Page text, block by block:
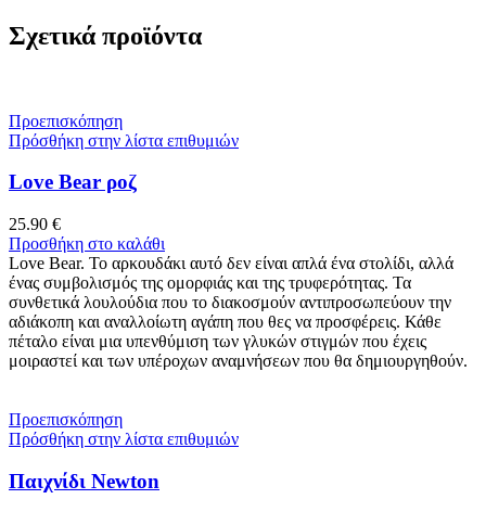
Σχετικά προϊόντα
Προεπισκόπηση
Πρόσθήκη στην λίστα επιθυμιών
Love Bear ροζ
25.90 €
Προσθήκη στο καλάθι
Love Bear. Το αρκουδάκι αυτό δεν είναι απλά ένα στολίδι, αλλά
ένας συμβολισμός της ομορφιάς και της τρυφερότητας. Τα
συνθετικά λουλούδια που το διακοσμούν αντιπροσωπεύουν την
αδιάκοπη και αναλλοίωτη αγάπη που θες να προσφέρεις. Κάθε
πέταλο είναι μια υπενθύμιση των γλυκών στιγμών που έχεις
μοιραστεί και των υπέροχων αναμνήσεων που θα δημιουργηθούν.
Προεπισκόπηση
Πρόσθήκη στην λίστα επιθυμιών
Παιχνίδι Newton